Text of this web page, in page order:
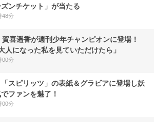
ズンチケット」が当たる
48分
賀喜遥香が週刊少年チャンピオンに登場！
人になった私を見ていただけたら」
00分
スピリッツ」の表紙＆グラビアに登場し妖
ファンを魅了！
00分